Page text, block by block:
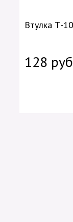
Втулка Т-
128